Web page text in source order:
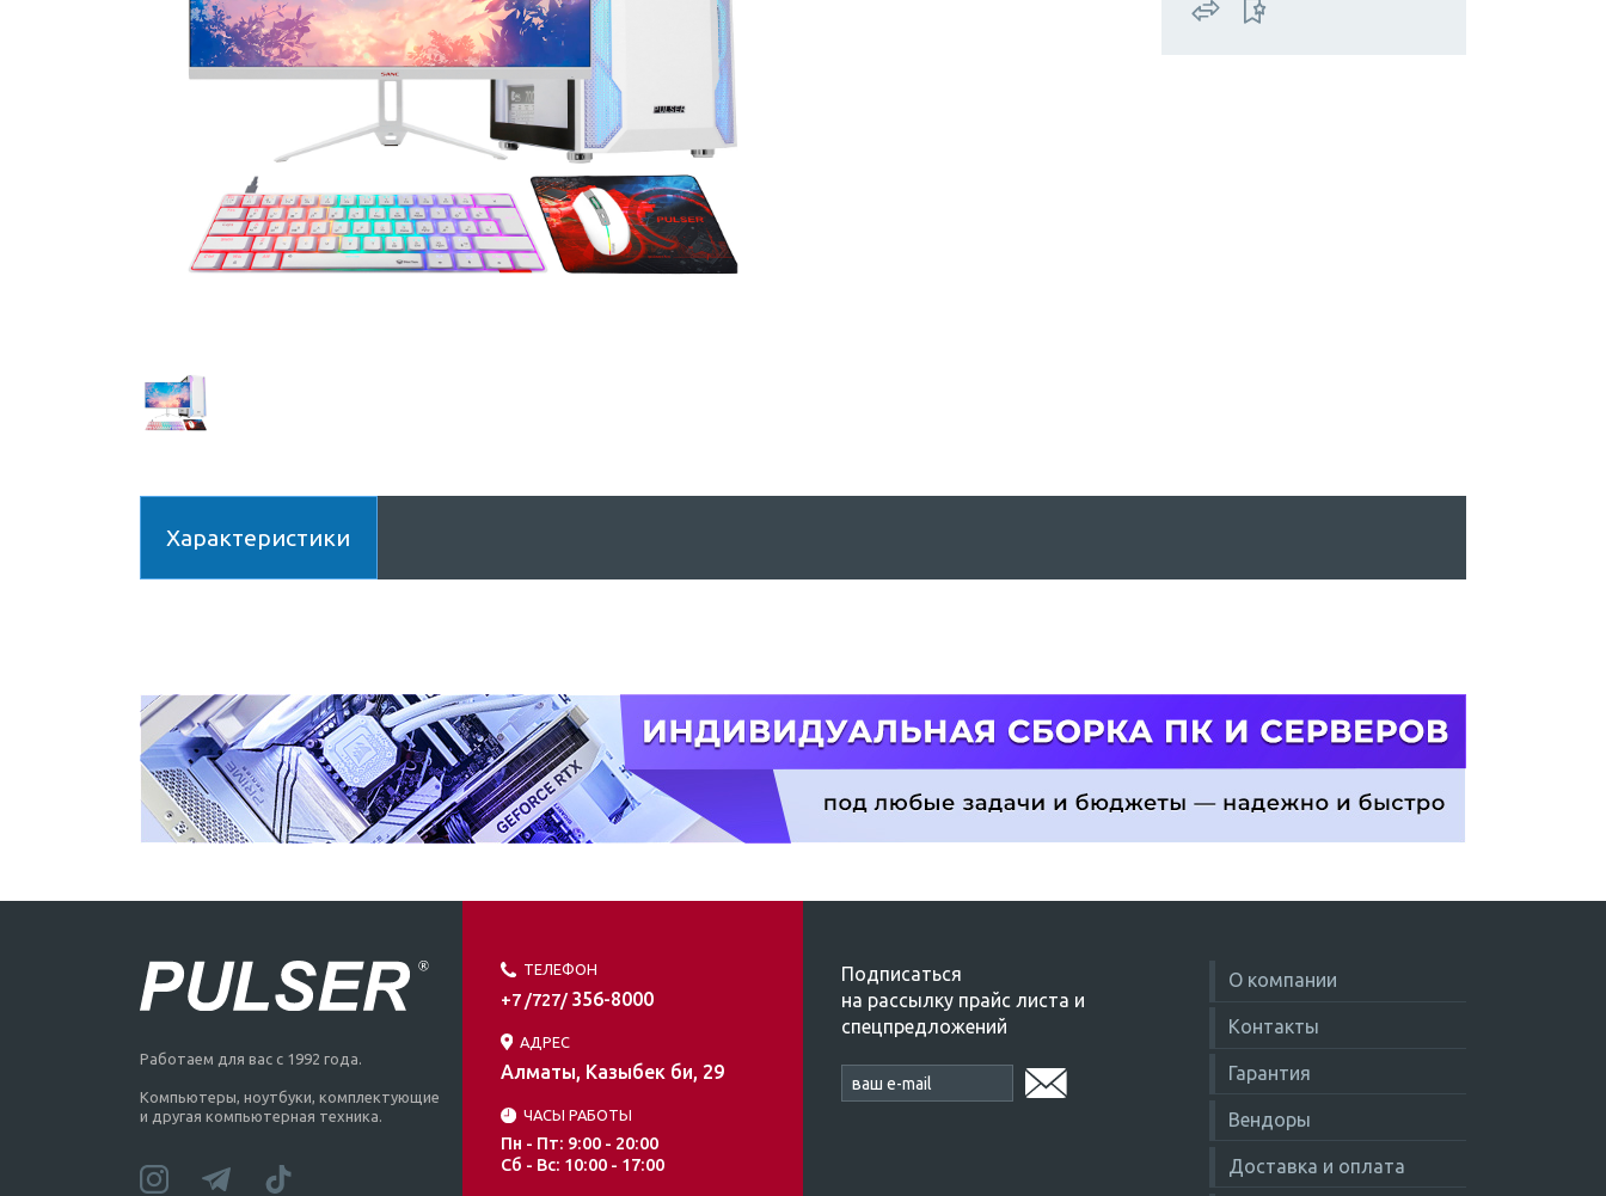
Характеристики
Работаем для вас с 1992 года.
Компьютеры, ноутбуки, комплектующие
и другая компьютерная техника.
ТЕЛЕФОН
+7 /727/ 356-8000
АДРЕС
Алматы, Казыбек би, 29
ЧАСЫ РАБОТЫ
Пн - Пт: 9:00 - 20:00
Сб - Вс: 10:00 - 17:00
Подписаться
на рассылку прайс листа и
спецпредложений
О компании
Контакты
Гарантия
Вендоры
Доставка и оплата